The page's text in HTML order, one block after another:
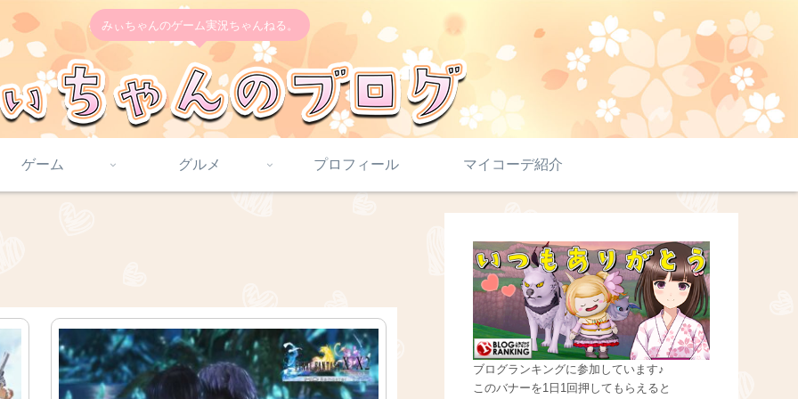
みぃちゃんのゲーム実況ちゃんねる。
ゲーム グルメ プロフィール マイコーデ紹介
ブログランキングに参加しています♪
このバナーを1日1回押してもらえると